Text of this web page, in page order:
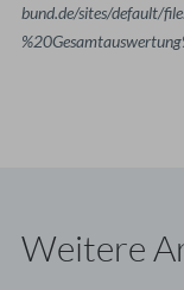
bund.de/sites/default/
Weitere